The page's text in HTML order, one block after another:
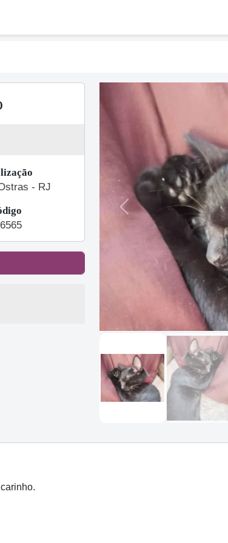
- RJ
WhatsApp
Web Story
Previous